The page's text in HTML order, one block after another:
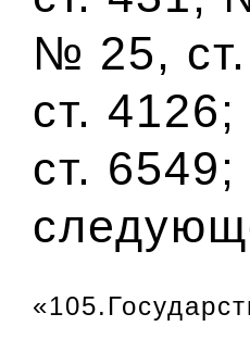
№ 25,
ст.
ст.
«105.